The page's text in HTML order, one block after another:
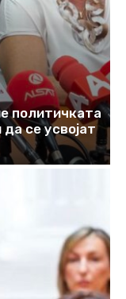
политичката
се усвојат